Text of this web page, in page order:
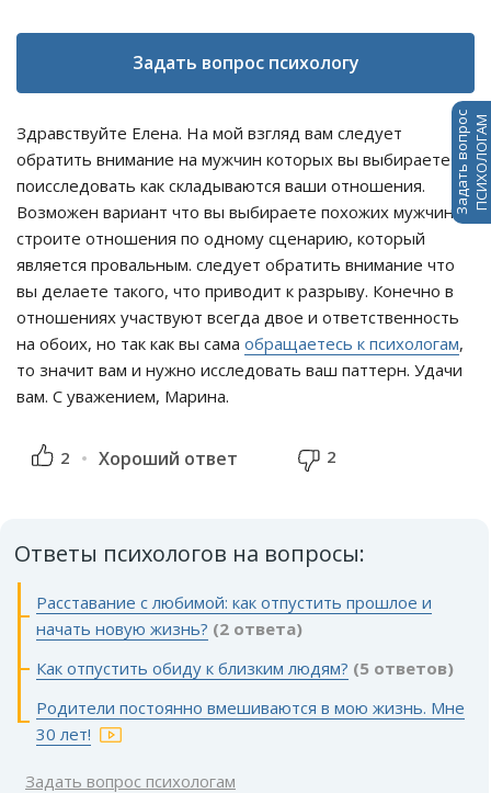
Задать вопрос психологу
Здравствуйте Елена. На мой взгляд вам следует
обратить внимание на мужчин которых вы выбираете и
поисследовать как складываются ваши отношения.
Возможен вариант что вы выбираете похожих мужчин и
строите отношения по одному сценарию, который
является провальным. следует обратить внимание что
вы делаете такого, что приводит к разрыву. Конечно в
отношениях участвуют всегда двое и ответственность
на обоих, но так как вы сама обращаетесь к психологам,
то значит вам и нужно исследовать ваш паттерн. Удачи
вам. С уважением, Марина.
2 Хороший ответ 2
Ответы психологов на вопросы:
Расставание с любимой: как отпустить прошлое и
начать новую жизнь? (2 ответа)
Как отпустить обиду к близким людям? (5 ответов)
Родители постоянно вмешиваются в мою жизнь. Мне
30 лет!
Задать вопрос психологам
Задать вопросПСИХОЛОГАМ